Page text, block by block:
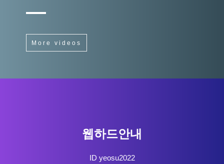
More videos
웹하드안내
ID yeosu2022